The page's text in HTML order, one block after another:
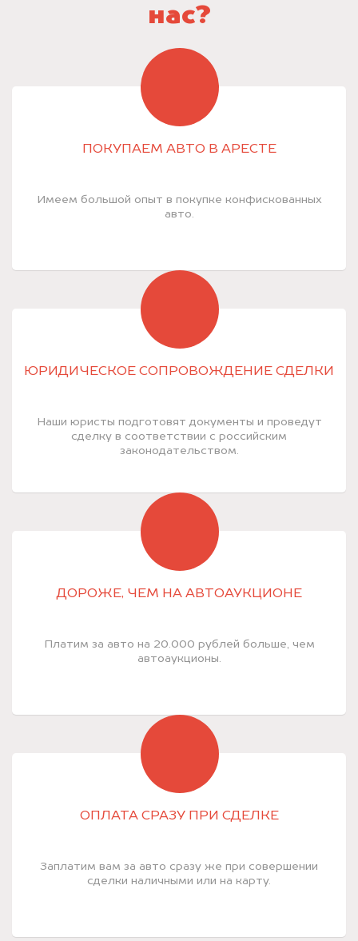
нас?
ПОКУПАЕМ АВТО В АРЕСТЕ
Имеем большой опыт в покупке конфискованных
авто.
ЮРИДИЧЕСКОЕ СОПРОВОЖДЕНИЕ СДЕЛКИ
Наши юристы подготовят документы и проведут
сделку в соответствии с российским
законодательством.
ДОРОЖЕ, ЧЕМ НА АВТОАУКЦИОНЕ
Платим за авто на 20.000 рублей больше, чем
автоаукционы.
ОПЛАТА СРАЗУ ПРИ СДЕЛКЕ
Заплатим вам за авто сразу же при совершении
сделки наличными или на карту.